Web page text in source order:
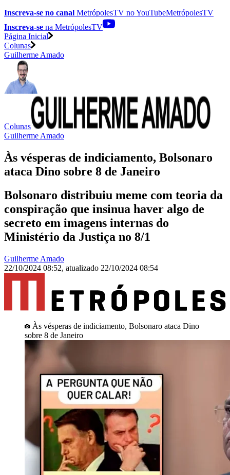
Inscreva-se no canal MetrópolesTV noYouTubeMetrópolesTV
Inscreva-se na MetrópolesTV
Página Inicial
Colunas
Guilherme Amado
Colunas
Guilherme Amado
Às vésperas de indiciamento, Bolsonaro
ataca Dino sobre 8 de Janeiro
Bolsonaro distribuiu meme com teoria da
conspiração que insinua haver algo de
secreto em imagens internas do
Ministério da Justiça no 8/1
Guilherme Amado
22/10/2024 08:52, atualizado 22/10/2024 08:54
Às vésperas de indiciamento, Bolsonaro ataca Dino
sobre 8 de Janeiro